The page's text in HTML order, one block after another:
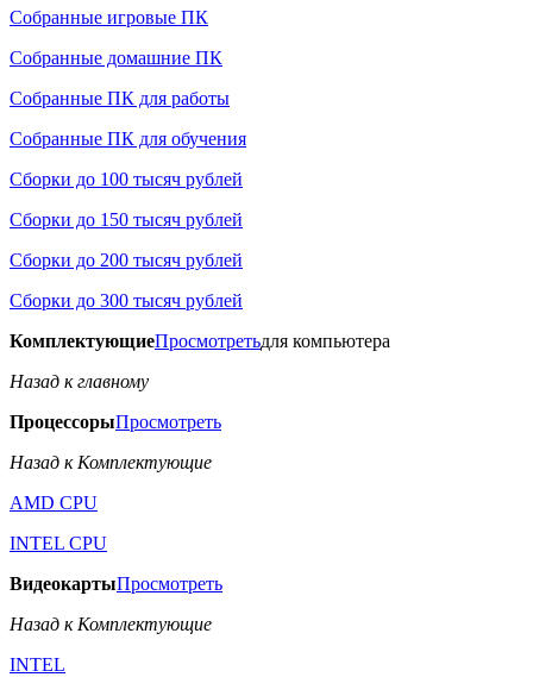
Собранные игровые ПК
Собранные домашние ПК
Собранные ПК для работы
Собранные ПК для обучения
Сборки до 100 тысяч рублей
Сборки до 150 тысяч рублей
Сборки до 200 тысяч рублей
Сборки до 300 тысяч рублей
КомплектующиеПросмотретьдля компьютера
Назад к главному
ПроцессорыПросмотреть
Назад к Комплектующие
AMD CPU
INTEL CPU
ВидеокартыПросмотреть
Назад к Комплектующие
INTEL